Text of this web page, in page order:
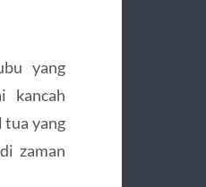
yang
kancah
tua yang
zaman